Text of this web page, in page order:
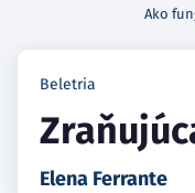
Ako
Beletria
Elena Ferrante